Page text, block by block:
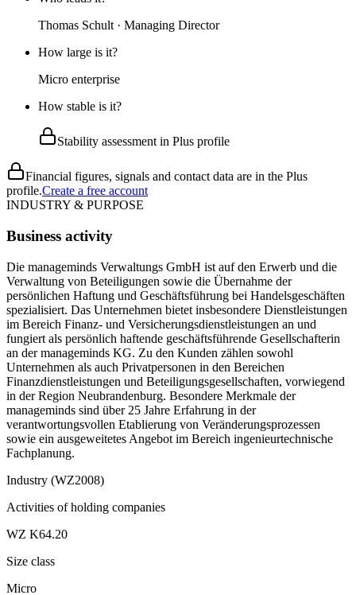
Thomas Schult · Managing Director
How large is it?
Micro enterprise
How stable is it?
Stability assessment in Plus profile
Financial figures, signals and contact data are in the Plus
profile.Create a free account
INDUSTRY & PURPOSE
Business activity
Die manageminds Verwaltungs GmbH ist auf den Erwerb und die
Verwaltung von Beteiligungen sowie die Übernahme der
persönlichen Haftung und Geschäftsführung bei Handelsgeschäften
spezialisiert. Das Unternehmen bietet insbesondere Dienstleistungen
im Bereich Finanz- und Versicherungsdienstleistungen an und
fungiert als persönlich haftende geschäftsführende Gesellschafterin
an der manageminds KG. Zu den Kunden zählen sowohl
Unternehmen als auch Privatpersonen in den Bereichen
Finanzdienstleistungen und Beteiligungsgesellschaften, vorwiegend
in der Region Neubrandenburg. Besondere Merkmale der
manageminds sind über 25 Jahre Erfahrung in der
verantwortungsvollen Etablierung von Veränderungsprozessen
sowie ein ausgeweitetes Angebot im Bereich ingenieurtechnische
Fachplanung.
Industry (WZ2008)
Activities of holding companies
WZ K64.20
Size class
Micro